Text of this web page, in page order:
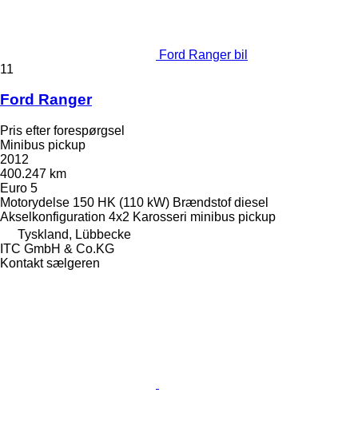
Ford Ranger bil
11
Ford Ranger
Pris efter forespørgsel
Minibus pickup
2012
400.247 km
Euro 5
Motorydelse 150 HK (110 kW) Brændstof diesel
Akselkonfiguration 4x2 Karosseri minibus pickup
Tyskland, Lübbecke
ITC GmbH & Co.KG
Kontakt sælgeren